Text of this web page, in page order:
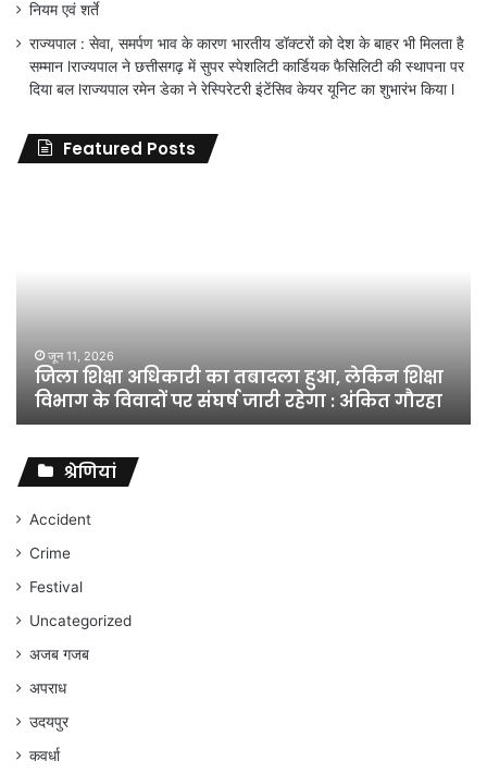
नियम एवं शर्ते
राज्यपाल : सेवा, समर्पण भाव के कारण भारतीय डॉक्टरों को देश के बाहर भी मिलता है
सम्मान lराज्यपाल ने छत्तीसगढ़ में सुपर स्पेशलिटी कार्डियक फैसिलिटी की स्थापना पर
दिया बल lराज्यपाल रमेन डेका ने रेस्पिरेटरी इंटेंसिव केयर यूनिट का शुभारंभ किया l
Featured Posts
शिक्षा
विभाग
विवादों
संघर्ष
जारी
रहेगा
अंकित
गौरहा
जून 11, 2026
जिला शिक्षा अधिकारी का तबादला हुआ, लेकिन शिक्षा
विभाग के विवादों पर संघर्ष जारी रहेगा : अंकित गौरहा
श्रेणियां
Accident
Crime
Festival
Uncategorized
अजब गजब
अपराध
उदयपुर
कवर्धा